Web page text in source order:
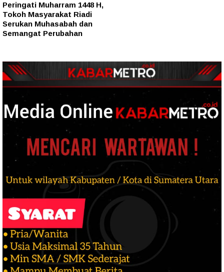
Peringati Muharram 1448 H,
Tokoh Masyarakat Riadi
Serukan Muhasabah dan
Semangat Perubahan